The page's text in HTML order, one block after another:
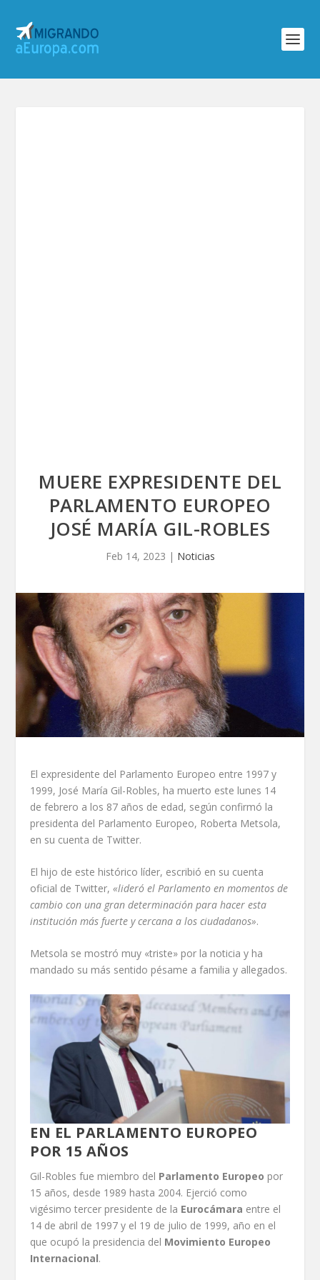
MUERE EXPRESIDENTE DEL
PARLAMENTO EUROPEO
JOSÉ MARÍA GIL-ROBLES
Feb 14, 2023 | Noticias
El expresidente del Parlamento Europeo entre 1997 y
1999, José María Gil-Robles, ha muerto este lunes 14
de febrero a los 87 años de edad, según confirmó la
presidenta del Parlamento Europeo, Roberta Metsola,
en su cuenta de Twitter.
El hijo de este histórico líder, escribió en su cuenta
oficial de Twitter,«lideró el Parlamento en momentos de
cambio con una gran determinación para hacer esta
institución más fuerte y cercana a los ciudadanos».
Metsola se mostró muy «triste» por la noticia y ha
mandado su más sentido pésame a familia y allegados.
EN EL PARLAMENTO EUROPEO
POR 15 AÑOS
Gil-Robles fue miembro del Parlamento Europeo por
15 años, desde 1989 hasta 2004. Ejerció como
vigésimo tercer presidente de la Eurocámara entre el
14 de abril de 1997 y el 19 de julio de 1999, año en el
que ocupó la presidencia del Movimiento Europeo
Internacional.